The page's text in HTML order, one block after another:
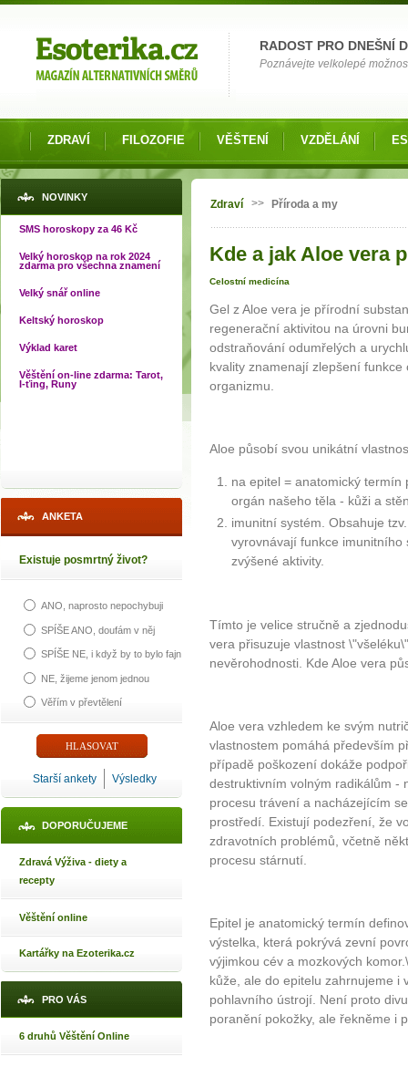
RADOST PRO DNEŠNÍ
Poznávejte velkolepé
ZDRAVÍ FILOZOFIE VĚŠTENÍ VZDĚLÁNÍ
NOVINKY
SMS horoskopy za 46 Kč
Velký horoskop na rok 2024
zdarma pro všechna znamení
Velký snář online
Keltský horoskop
Výklad karet
Věštění on-line zdarma: Tarot,
I-ťing, Runy
ANKETA
Existuje posmrtný život?
ANO, naprosto nepochybuji
SPÍŠE ANO, doufám v něj
SPÍŠE NE, i když by to bylo fajn
NE, žijeme jenom jednou
Věřím v převtělení
Starší ankety Výsledky
DOPORUČUJEME
Zdravá Výživa - diety a
recepty
Věštění online
Kartářky na Ezoterika.cz
PRO VÁS
6 druhů Věštění Online
Jste zde
Zdraví >> Příroda a my
Kde a jak Aloe vera
Celostní medicína
Gel z Aloe vera je přírodní
regenerační aktivitou na úrovni
odstraňování odumřelých a
kvality znamenají zlepšení
organizmu.
Aloe působí svou unikátní
na epitel = anatomický
orgán našeho těla - kůži a
imunitní systém. Obsahuje
vyrovnávají funkce
zvýšené aktivity.
Tímto je velice stručně a
vera přisuzuje vlastnost
nevěrohodnosti. Kde Aloe vera
Aloe vera vzhledem ke svým
vlastnostem pomáhá především
případě poškození dokáže
destruktivním volným radikálům -
procesu trávení a nacházejícím
prostředí. Existují podezření, že
zdravotních problémů, včetně
procesu stárnutí.
Epitel je anatomický termín
výstelka, která pokrývá zevní
výjimkou cév a mozkových
kůže, ale do epitelu zahrnujeme i
pohlavního ústrojí. Není proto
poranění pokožky, ale řekněme i